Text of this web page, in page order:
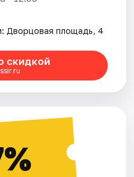
Дворцовая площадь, 4
скидкой